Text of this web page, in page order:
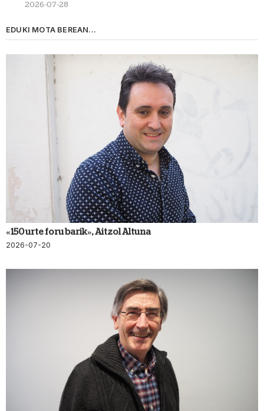
2026-07-28
EDUKI MOTA BEREAN...
«150 urte foru barik», Aitzol Altuna
2026-07-20